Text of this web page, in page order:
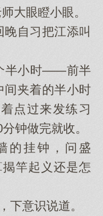
眼瞪小眼。
自习把江添叫
半小时——前半
间夹着的半小时
点过来发练习
钟做完就收。
挂钟，问盛
竿起义还是怎
意识说道。